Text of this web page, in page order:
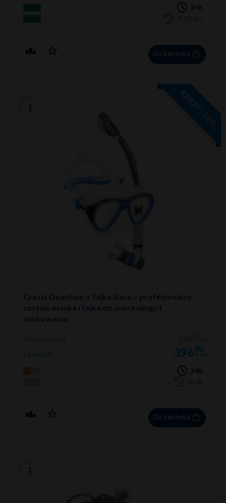
24h
Do koszyka
RABAT -25%
Cressi Quantum + fajka Itaca – profesjonalny
zestaw maska i fajka do snorkelingu i
nurkowania
Cena (zł): 39600
brutto
24h
Do koszyka